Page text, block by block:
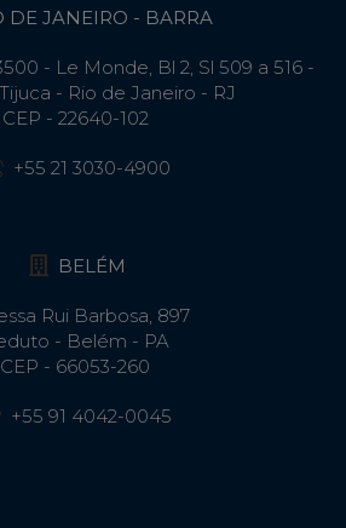
DE JANEIRO - BARRA
- Le Monde, Bl 2, Sl 509 a 516 -
- Rio de Janeiro - RJ
CEP - 22640-102​
+55 21 3030-4900
BELÉM
Rui Barbosa, 897
- Belém - PA
CEP - 66053-260
+55 91 4042-0045